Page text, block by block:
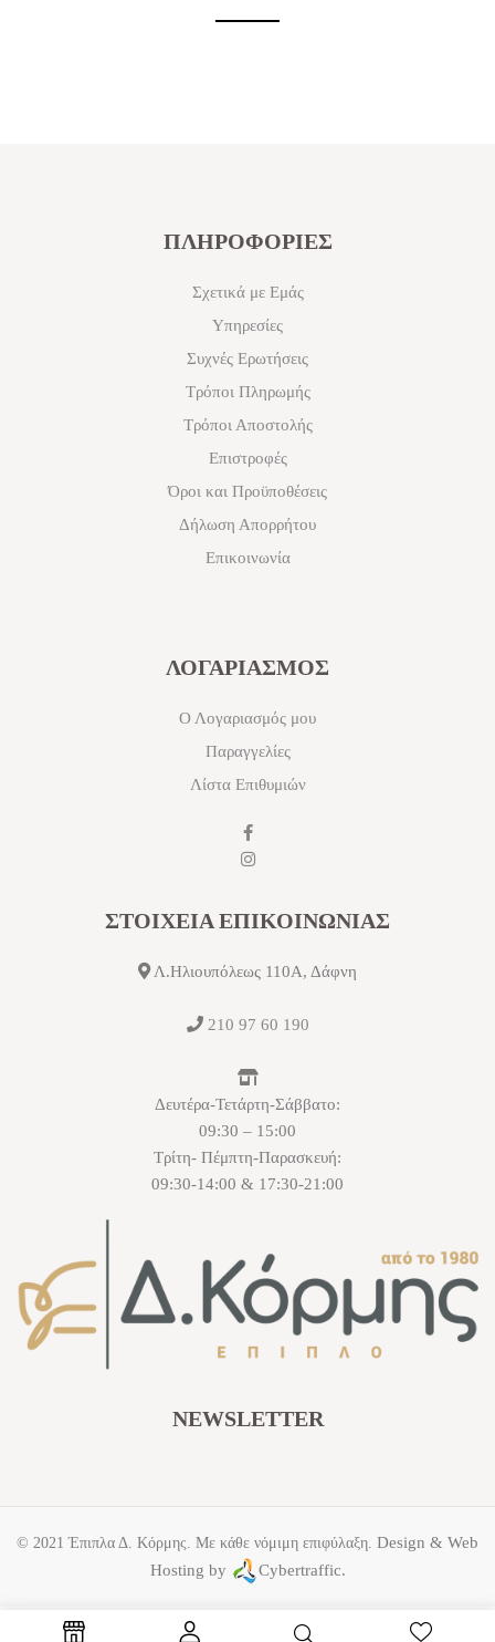
ΠΛΗΡΟΦΟΡΙΕΣ
Σχετικά με Εμάς
Υπηρεσίες
Συχνές Ερωτήσεις
Τρόποι Πληρωμής
Τρόποι Αποστολής
Επιστροφές
Όροι και Προϋποθέσεις
Δήλωση Απορρήτου
Επικοινωνία
ΛΟΓΑΡΙΑΣΜΟΣ
Ο Λογαριασμός μου
Παραγγελίες
Λίστα Επιθυμιών
ΣΤΟΙΧΕΙΑ ΕΠΙΚΟΙΝΩΝΙΑΣ
Λ.Ηλιουπόλεως 110Α, Δάφνη
210 97 60 190
Δευτέρα-Τετάρτη-Σάββατο:
09:30 – 15:00
Τρίτη- Πέμπτη-Παρασκευή:
09:30-14:00 & 17:30-21:00
NEWSLETTER
© 2021 Έπιπλα Δ. Κόρμης. Με κάθε νόμιμη επιφύλαξη. Design & Web
Hosting by
Cybertraffic.